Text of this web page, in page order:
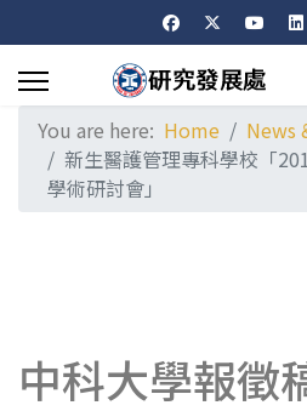
You are here: Home
News
新生醫護管理專科學校「
學術研討會」
中科大學報徵